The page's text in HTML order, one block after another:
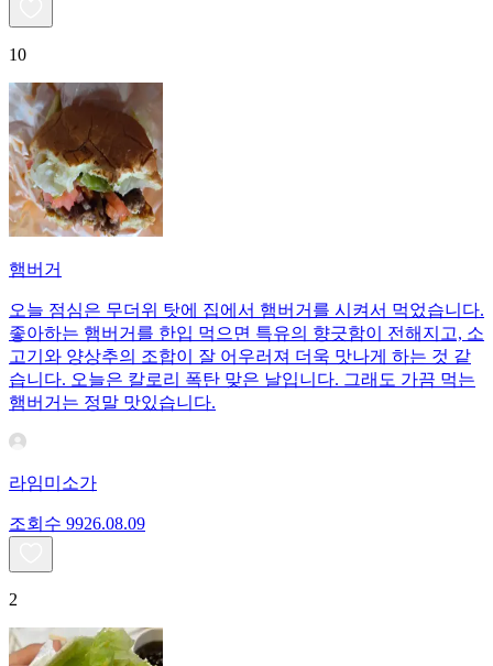
10
햄버거
오늘 점심은 무더위 탓에 집에서 햄버거를 시켜서 먹었습니다.
좋아하는 햄버거를 한입 먹으면 특유의 향긋함이 전해지고, 소
고기와 양상추의 조합이 잘 어우러져 더욱 맛나게 하는 것 같
습니다. 오늘은 칼로리 폭탄 맞은 날입니다. 그래도 가끔 먹는
햄버거는 정말 맛있습니다.
라임미소가
조회수 9926.08.09
2